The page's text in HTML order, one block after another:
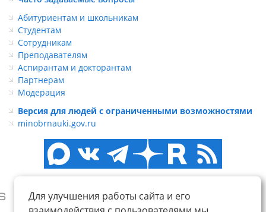
Для улучшения работы сайта и его
Абитуриентам и школьникам
Студентам
Сотрудникам
Преподавателям
Аспирантам и докторантам
Партнерам
Модерация
Версия для людей с ограниченными возможностями
minobrnauki.gov.ru